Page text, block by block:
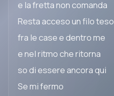
e la fretta non comanda
Resta acceso un filo teso
fra le case e dentro me
e nel ritmo che ritorna
so di essere ancora qui
Se mi fermo